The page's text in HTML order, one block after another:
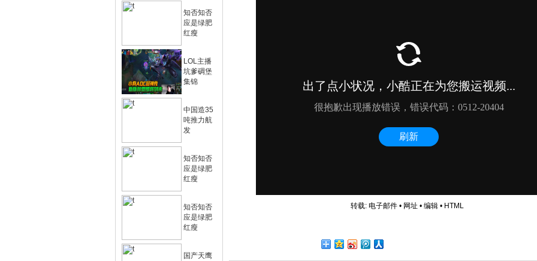
知否知否
应是绿肥
红瘦
LOL主播
坑爹碉堡
集锦
中国造35
吨推力航
发
知否知否
应是绿肥
红瘦
知否知否
应是绿肥
红瘦
国产天鹰
转载: 电子邮件• 网址 • 编辑• HTML